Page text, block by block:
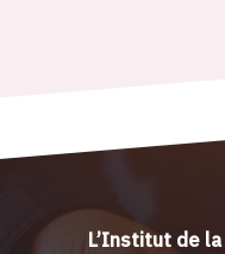
L’Institut de